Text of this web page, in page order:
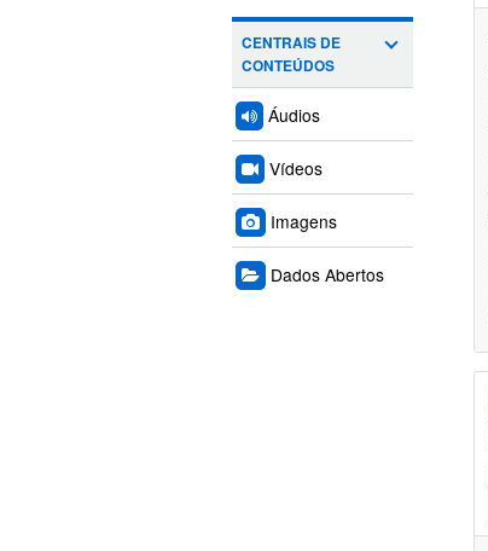
CENTRAIS DE
CONTEÚDOS
Áudios
Vídeos
Imagens
Dados Abertos